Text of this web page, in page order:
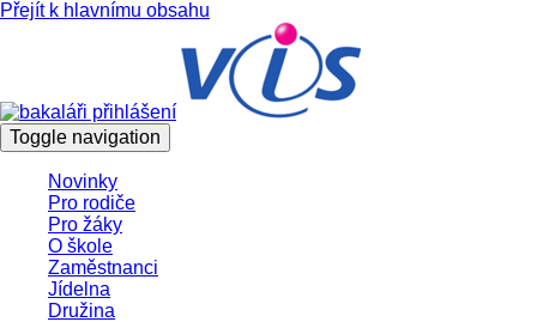
Přejít k hlavnímu obsahu
Toggle navigation
Novinky
Pro rodiče
Pro žáky
O škole
Zaměstnanci
Jídelna
Družina